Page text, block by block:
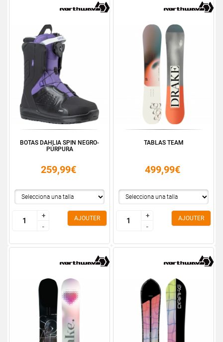
BOTAS DAHLIA SPIN NEGRO-
PÚRPURA
259,99€
+
-
+
-
AJOUTER
TABLAS TEAM
499,99€
+
-
+
-
AJOUTER